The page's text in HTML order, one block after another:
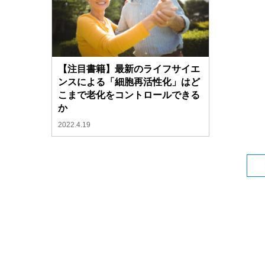
【注目書籍】最新のライフサイエ
ンスによる「細胞再活性化」はど
こまで老化をコントロールできる
か
2022.4.19